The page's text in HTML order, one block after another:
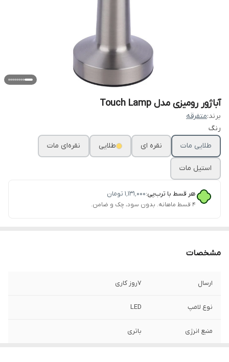
آباژور رومیزی مدل Touch Lamp
برند:متفرقه
رنگ
طلایی مات
نقره ای طلایی نقره‌ای مات
استیل مات
هر قسط با ترب‌پی:۱٬۱۳۱٬۰۰۰ تومان
۴ قسط ماهانه. بدون سود، چک و ضامن.
مشخصات
ارسال 7روز کاری
نوع لامپ LED
منبع انرژی باتری